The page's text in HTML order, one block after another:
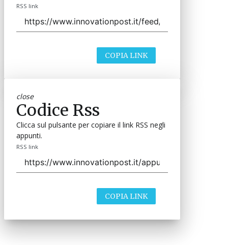
RSS link
COPIA LINK
close
Codice Rss
Clicca sul pulsante per copiare il link RSS negli
appunti.
RSS link
COPIA LINK